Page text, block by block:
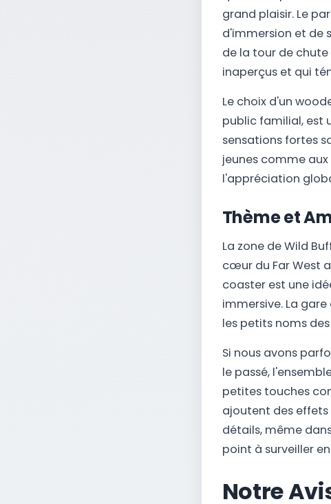
grand plaisir. Le
d'immersion et de
de la tour de
inaperçus et qui
Le choix d'un
public familial, est
sensations fortes
jeunes comme
l'appréciation
Thème et
La zone de Wild
cœur du Far West
coaster est une
immersive. La
les petits noms
Si nous avons
le passé,
petites touches
ajoutent des
détails, même
point à surveiller
Notre